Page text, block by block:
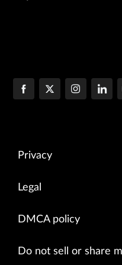
Privacy
Legal
DMCA policy
Do not sell or share